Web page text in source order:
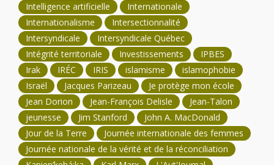
Intelligence artificielle
Internationale
Internationalisme
Intersectionnalité
Intersyndicale
Intersyndicale Québec
Intégrité territoriale
Investissements
IPBES
Irak
IRÉC IRIS islamisme
islamophobie
Israël
Jacques Parizeau
Je protège mon école
Jean Dorion
Jean-François Delisle
Jean-Talon
jeunesse
Jim Stanford
John A. MacDonald
Jour de la Terre
Journée internationale des femmes
Journée nationale de la vérité et de la réconciliation